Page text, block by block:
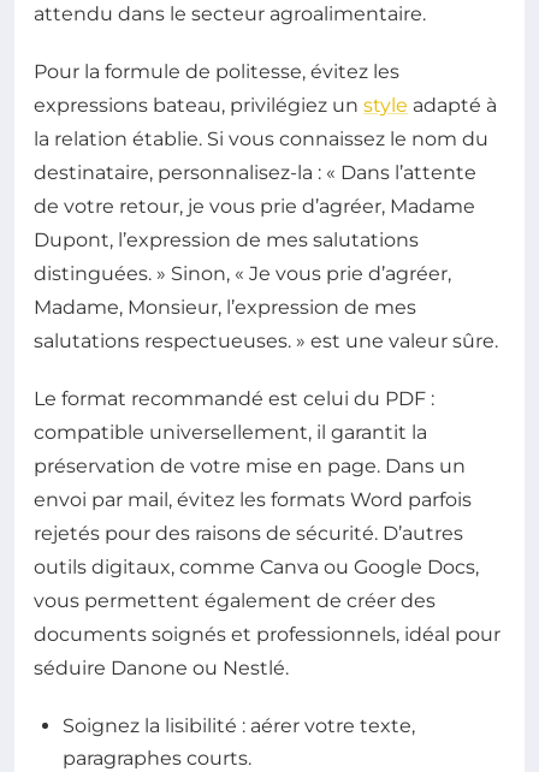
attendu dans le secteur agroalimentaire.
Pour la formule de politesse, évitez les
expressions bateau, privilégiez un style adapté à
la relation établie. Si vous connaissez le nom du
destinataire, personnalisez-la : « Dans l’attente
de votre retour, je vous prie d’agréer, Madame
Dupont, l’expression de mes salutations
distinguées. » Sinon, « Je vous prie d’agréer,
Madame, Monsieur, l’expression de mes
salutations respectueuses. » est une valeur sûre.
Le format recommandé est celui du PDF :
compatible universellement, il garantit la
préservation de votre mise en page. Dans un
envoi par mail, évitez les formats Word parfois
rejetés pour des raisons de sécurité. D’autres
outils digitaux, comme Canva ou Google Docs,
vous permettent également de créer des
documents soignés et professionnels, idéal pour
séduire Danone ou Nestlé.
Soignez la lisibilité : aérer votre texte,
paragraphes courts.